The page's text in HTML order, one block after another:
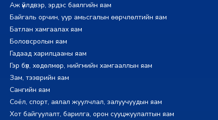
Аж үйлдвэр, эрдэс баялгийн яам
Байгаль орчин, уур амьсгалын өөрчлөлтийн яам
Батлан хамгаалах яам
Боловсролын яам
Гадаад харилцааны яам
Гэр бүл, хөдөлмөр, нийгмийн хамгааллын яам
Зам, тээврийн яам
Сангийн яам
Соёл, спорт, аялал жуулчлал, залуучуудын яам
Хот байгуулалт, барилга, орон сууцжуулалтын яам